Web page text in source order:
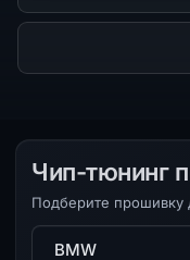
Чип-тюнинг
Подберите прошивку
Марка